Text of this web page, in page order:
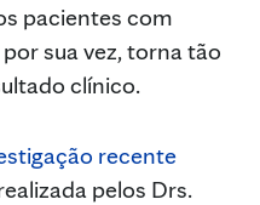
pacientes com
sua vez, torna tão
clínico.
recente
pelos Drs.